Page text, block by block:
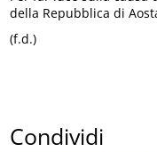
della Repubblica di
(f.d.)
Condividi